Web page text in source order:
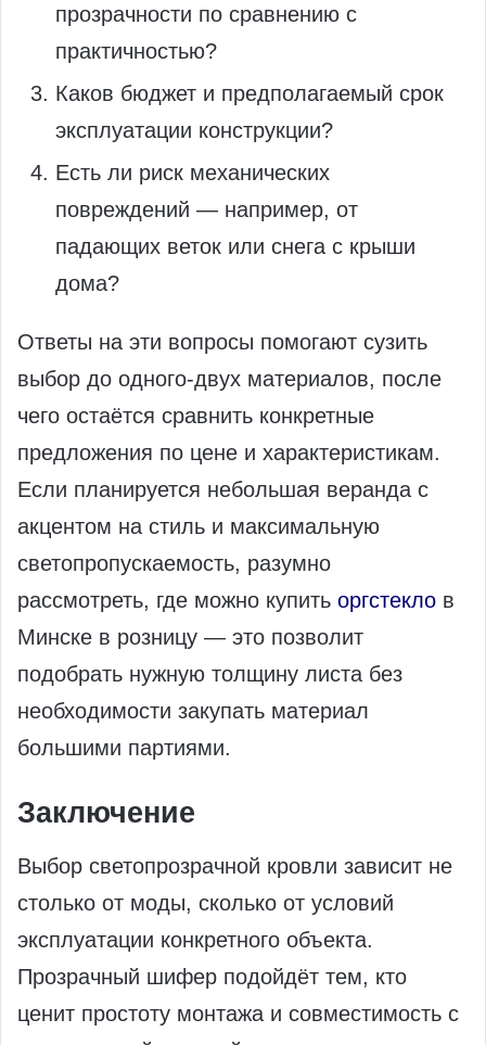
прозрачности по сравнению с
практичностью?
Каков бюджет и предполагаемый срок
эксплуатации конструкции?
Есть ли риск механических
повреждений — например, от
падающих веток или снега с крыши
дома?
Ответы на эти вопросы помогают сузить
выбор до одного-двух материалов, после
чего остаётся сравнить конкретные
предложения по цене и характеристикам.
Если планируется небольшая веранда с
акцентом на стиль и максимальную
светопропускаемость, разумно
рассмотреть, где можно купить оргстекло в
Минске в розницу — это позволит
подобрать нужную толщину листа без
необходимости закупать материал
большими партиями.
Заключение
Выбор светопрозрачной кровли зависит не
столько от моды, сколько от условий
эксплуатации конкретного объекта.
Прозрачный шифер подойдёт тем, кто
ценит простоту монтажа и совместимость с